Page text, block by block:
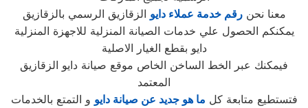
معنا نحنرقم خدمة عملاء دايو الزقازيق الرسمي بالزقازيق
يمكنكم الحصول علي خدمات الصيانة المنزلية للاجهزة المنزلية
دايو بقطع الغيار الاصلية
فيمكنك عبر الخط الساخن الخاص موقع صيانة دايو الزقازيق
المعتمد
فتستطيع متابعة كل ما هو جديد عن صيانة دايو و التمتع بالخدمات